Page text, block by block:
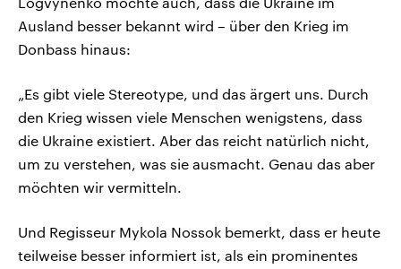
Ausland besser bekannt wird – über den Krieg im
Donbass hinaus:
„Es gibt viele Stereotype, und das ärgert uns. Durch
den Krieg wissen viele Menschen wenigstens, dass
die Ukraine existiert. Aber das reicht natürlich nicht,
um zu verstehen, was sie ausmacht. Genau das aber
möchten wir vermitteln.
Und Regisseur Mykola Nossok bemerkt, dass er heute
teilweise besser informiert ist, als ein prominentes